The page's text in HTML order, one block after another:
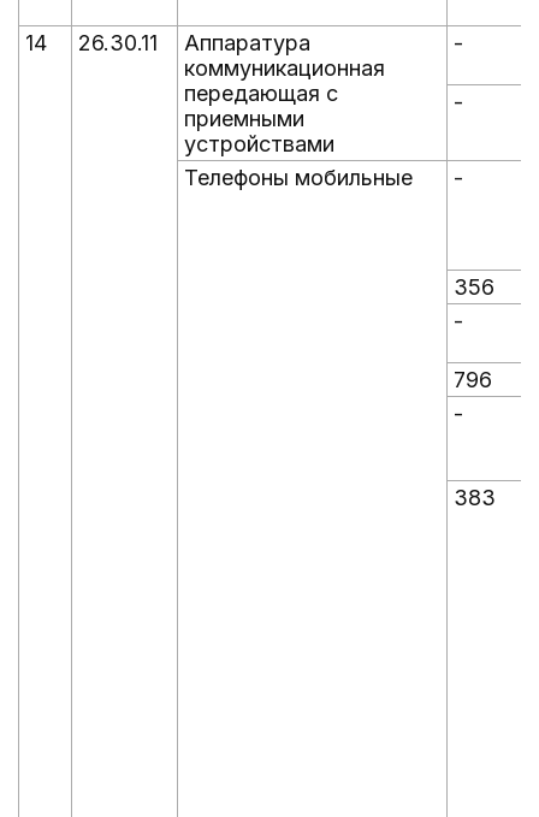
14 26.30.11
Аппаратура
коммуникационная
передающая с
приемными
устройствами
-
-
Телефоны мобильные -
356
-
796
-
383